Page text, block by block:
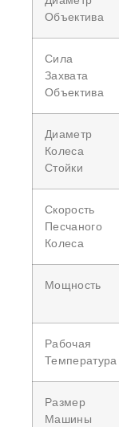
Объектива
Сила
Захвата
Объектива
Диаметр
Колеса
Стойки
Скорость
Песчаного
Колеса
Мощность
Рабочая
Температура
Размер
Машины